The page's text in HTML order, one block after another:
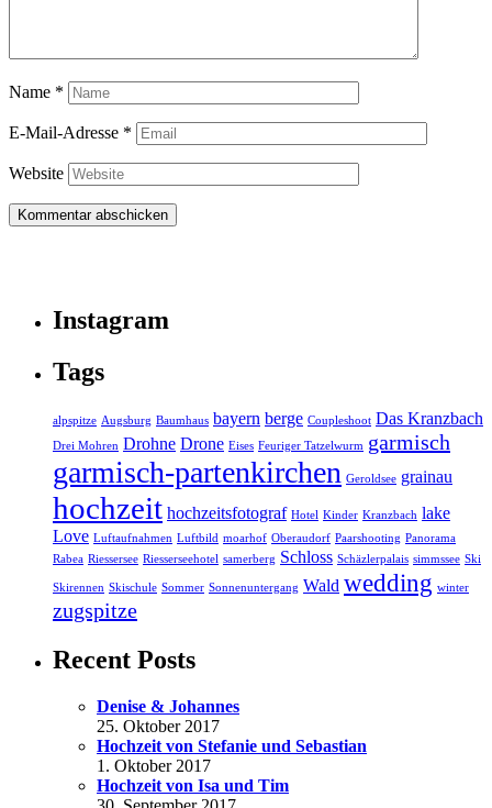
Name *
E-Mail-Adresse *
Website
Instagram
Tags
alpspitze Augsburg Baumhaus bayern berge Coupleshoot Das Kranzbach
Drei Mohren Drohne Drone Eises Feuriger Tatzelwurm garmisch
garmisch-partenkirchen Geroldsee grainau
hochzeit hochzeitsfotograf Hotel Kinder Kranzbach lake
Love Luftaufnahmen Luftbild moarhof Oberaudorf Paarshooting Panorama
Rabea Riessersee Riesserseehotel samerberg Schloss Schäzlerpalais simmssee Ski
Skirennen Skischule Sommer Sonnenuntergang Wald wedding winter
zugspitze
Recent Posts
Denise & Johannes
25. Oktober 2017
Hochzeit von Stefanie und Sebastian
1. Oktober 2017
Hochzeit von Isa und Tim